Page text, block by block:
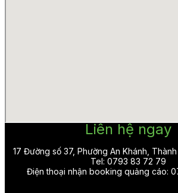
Liên hệ ngay
17 Đường số 37, Phường An Khánh,
Tel: 0793 83 72 79
Điện thoại nhận booking quảng cáo: